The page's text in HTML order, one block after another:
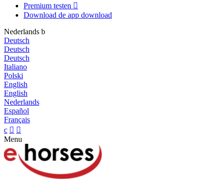
Premium testen 
Download de app download
Nederlands b
Deutsch
Deutsch
Deutsch
Italiano
Polski
English
English
Nederlands
Español
Français
c  
Menu